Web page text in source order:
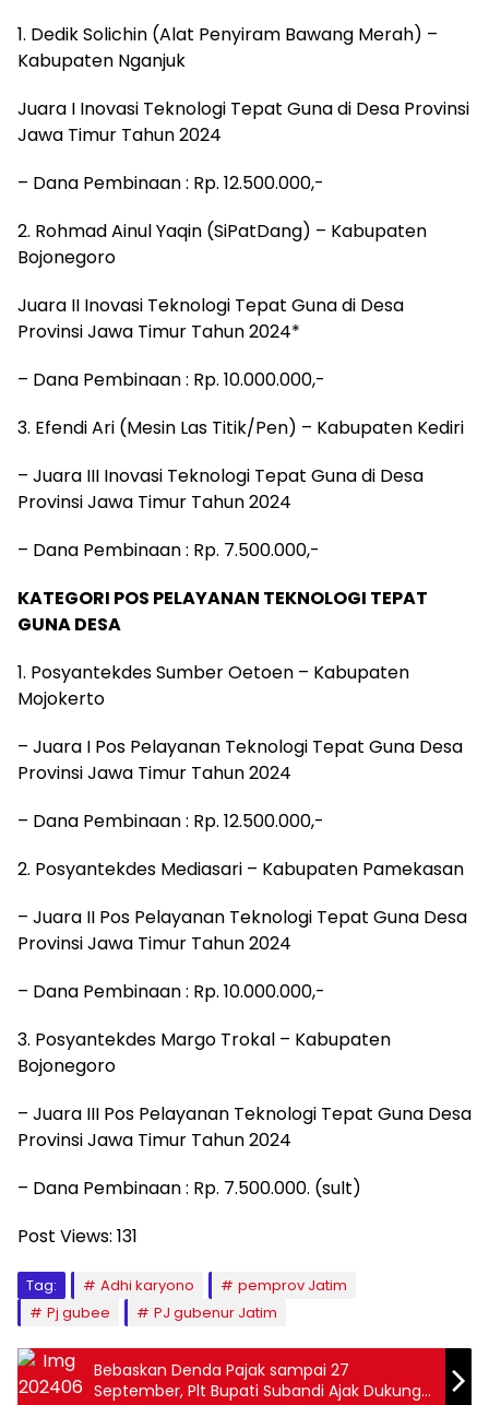
1. Dedik Solichin (Alat Penyiram Bawang Merah) –
Kabupaten Nganjuk
Juara I Inovasi Teknologi Tepat Guna di Desa Provinsi
Jawa Timur Tahun 2024
– Dana Pembinaan : Rp. 12.500.000,-
2. Rohmad Ainul Yaqin (SiPatDang) – Kabupaten
Bojonegoro
Juara II Inovasi Teknologi Tepat Guna di Desa
Provinsi Jawa Timur Tahun 2024*
– Dana Pembinaan : Rp. 10.000.000,-
3. Efendi Ari (Mesin Las Titik/Pen) – Kabupaten Kediri
– Juara III Inovasi Teknologi Tepat Guna di Desa
Provinsi Jawa Timur Tahun 2024
– Dana Pembinaan : Rp. 7.500.000,-
KATEGORI POS PELAYANAN TEKNOLOGI TEPAT
GUNA DESA
1. Posyantekdes Sumber Oetoen – Kabupaten
Mojokerto
– Juara I Pos Pelayanan Teknologi Tepat Guna Desa
Provinsi Jawa Timur Tahun 2024
– Dana Pembinaan : Rp. 12.500.000,-
2. Posyantekdes Mediasari – Kabupaten Pamekasan
– Juara II Pos Pelayanan Teknologi Tepat Guna Desa
Provinsi Jawa Timur Tahun 2024
– Dana Pembinaan : Rp. 10.000.000,-
3. Posyantekdes Margo Trokal – Kabupaten
Bojonegoro
– Juara III Pos Pelayanan Teknologi Tepat Guna Desa
Provinsi Jawa Timur Tahun 2024
– Dana Pembinaan : Rp. 7.500.000. (sult)
Post Views: 131
Tag: Adhi karyono
pemprov Jatim
Pj gubee
PJ gubenur Jatim
Bebaskan Denda Pajak sampai 27
September, Plt Bupati Subandi Ajak Dukung